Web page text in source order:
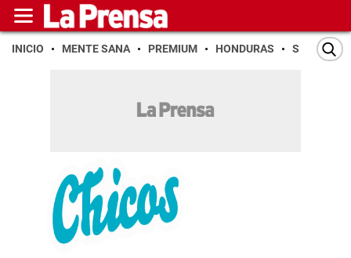
INICIO MENTE SANA PREMIUM HONDURAS SAN PEDRO